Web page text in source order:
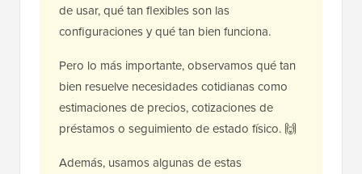
de usar, qué tan flexibles son las
configuraciones y qué tan bien funciona.
Pero lo más importante, observamos qué tan
bien resuelve necesidades cotidianas como
estimaciones de precios, cotizaciones de
préstamos o seguimiento de estado físico. 🙌
Además, usamos algunas de estas